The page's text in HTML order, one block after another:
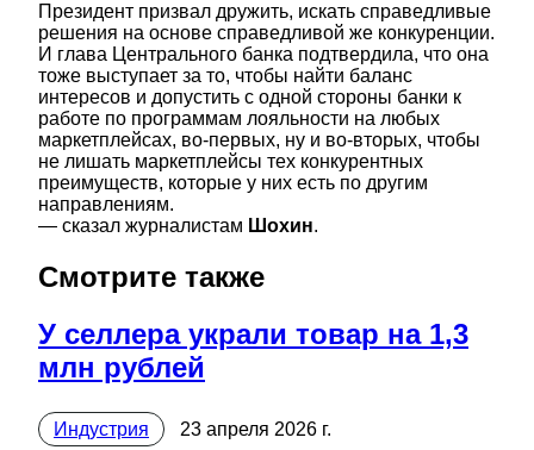
Президент призвал дружить, искать справедливые
решения на основе справедливой же конкуренции.
И глава Центрального банка подтвердила, что она
тоже выступает за то, чтобы найти баланс
интересов и допустить с одной стороны банки к
работе по программам лояльности на любых
маркетплейсах, во-первых, ну и во-вторых, чтобы
не лишать маркетплейсы тех конкурентных
преимуществ, которые у них есть по другим
направлениям.
— сказал журналистам Шохин.
Смотрите также
У селлера украли товар на 1,3
млн рублей
Индустрия
23 апреля 2026 г.